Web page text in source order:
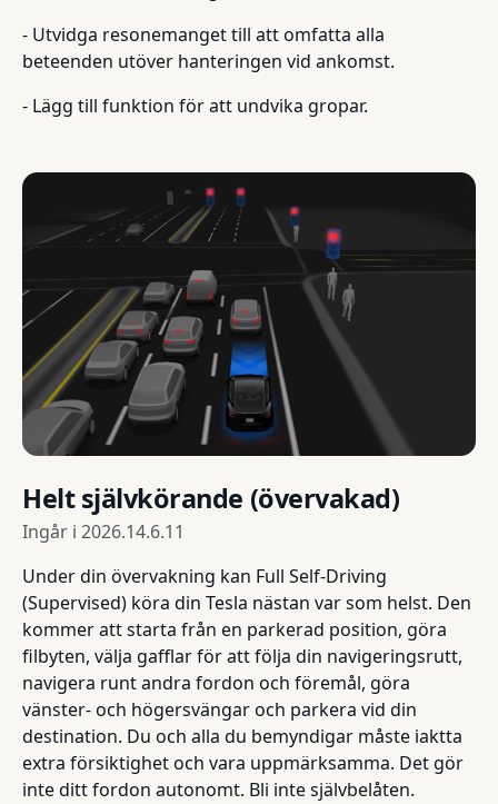
- Utvidga resonemanget till att omfatta alla
beteenden utöver hanteringen vid ankomst.
- Lägg till funktion för att undvika gropar.
Helt självkörande (övervakad)
Ingår i 2026.14.6.11
Under din övervakning kan Full Self-Driving
(Supervised) köra din Tesla nästan var som helst. Den
kommer att starta från en parkerad position, göra
filbyten, välja gafflar för att följa din navigeringsrutt,
navigera runt andra fordon och föremål, göra
vänster- och högersvängar och parkera vid din
destination. Du och alla du bemyndigar måste iaktta
extra försiktighet och vara uppmärksamma. Det gör
inte ditt fordon autonomt. Bli inte självbelåten.